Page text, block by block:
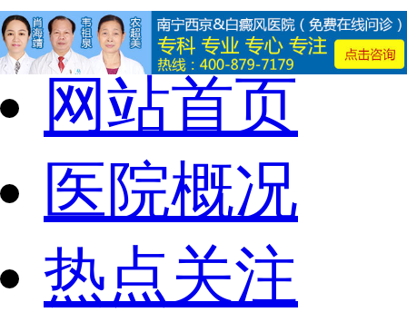
网站首页
医院概况
热点关注